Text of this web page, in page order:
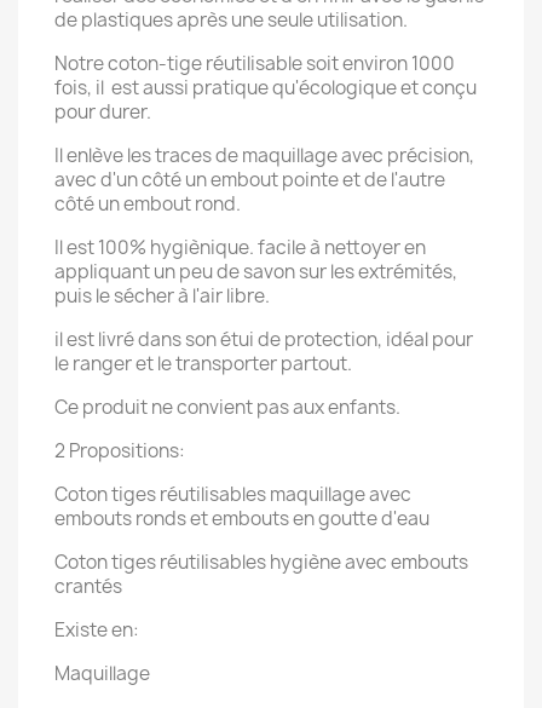
de plastiques après une seule utilisation.
Notre coton-tige réutilisable soit environ 1000
fois, il est aussi pratique qu'écologique et conçu
pour durer.
Il enlève les traces de maquillage avec précision,
avec d'un côté un embout pointe et de l'autre
côté un embout rond.
Il est 100% hygiènique. facile à nettoyer en
appliquant un peu de savon sur les extrémités,
puis le sécher à l'air libre.
il est livré dans son étui de protection, idéal pour
le ranger et le transporter partout.
Ce produit ne convient pas aux enfants.
2 Propositions:
Coton tiges réutilisables maquillage avec
embouts ronds et embouts en goutte d'eau
Coton tiges réutilisables hygiène avec embouts
crantés
Existe en:
Maquillage